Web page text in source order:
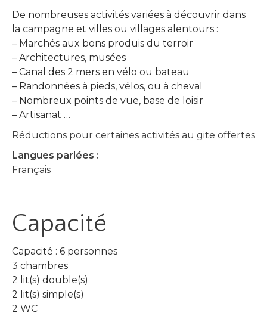
De nombreuses activités variées à découvrir dans
la campagne et villes ou villages alentours :
– Marchés aux bons produis du terroir
– Architectures, musées
– Canal des 2 mers en vélo ou bateau
– Randonnées à pieds, vélos, ou à cheval
– Nombreux points de vue, base de loisir
– Artisanat …
Réductions pour certaines activités au gite offertes
Langues parlées :
Français
Capacité
Capacité : 6 personnes
3 chambres
2 lit(s) double(s)
2 lit(s) simple(s)
2 WC